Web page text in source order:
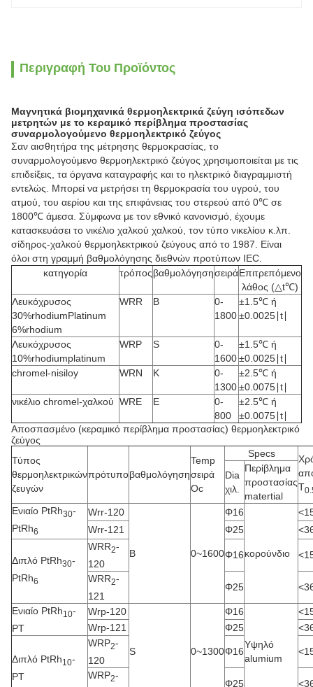
Περιγραφή Του Προϊόντος
Μαγνητικά βιομηχανικά θερμοηλεκτρικά ζεύγη ισόπεδων
μετρητών με το κεραμικό περίβλημα προστασίας
συναρμολογούμενο θερμοηλεκτρικό ζεύγος
Σαν αισθητήρα της μέτρησης θερμοκρασίας, το
συναρμολογούμενο θερμοηλεκτρικό ζεύγος χρησιμοποιείται με τις
επιδείξεις, τα όργανα καταγραφής και το ηλεκτρικό διαγραμμιστή
εντελώς. Μπορεί να μετρήσει τη θερμοκρασία του υγρού, του
ατμού, του αερίου και της επιφάνειας του στερεού από 0℃ σε
1800℃ άμεσα. Σύμφωνα με τον εθνικό κανονισμό, έχουμε
κατασκευάσει το νικέλιο χαλκού χαλκού, τον τύπο νικελίου κ.λπ.
σίδηρος-χαλκού θερμοηλεκτρικού ζεύγους από το 1987. Είναι
όλοι στη γραμμή βαθμολόγησης διεθνών προτύπων IEC.
κατηγορία
τρόποςβαθμολόγησησειράΕπιτρεπόμενο
λάθος (△t℃)
Λευκόχρυσος
30%rhodiumPlatinum
6%rhodium
WRR Β
0-
1800
±1.5℃ ή
±0.0025∣t∣
Λευκόχρυσος
10%rhodiumplatinum
WRP S
0-
1600
±1.5℃ ή
±0.0025∣t∣
chromel-nisiloy
WRN Κ
0-
1300
±2.5℃ ή
±0.0075∣t∣
νικέλιο chromel-χαλκού WRE Ε
0-
800
±2.5℃ ή
±0.0075∣t∣
Αποσπασμένο (κεραμικό περίβλημα προστασίας) θερμοηλεκτρικό
ζεύγος
Τύπος
θερμοηλεκτρικών
ζευγών
πρότυποβαθμολόγηση
Temp
σειρά
Oc
Specs
Τ
Dia
χιλ.
Περίβλημα
προστασίας
matertial
Ενιαίο PtRh30-
PtRh6
Wrr-120
Β 0~1600
Φ16
κορούνδιο
Wrr-121
Φ25
Διπλό PtRh30-
PtRh6
WRR2-
120
Φ16
WRR2-
121
Φ25
Ενιαίο PtRh10-
PT
Wrp-120
S 0~1300
Φ16
Υψηλό
alumium
Wrp-121
Φ25
Διπλό PtRh10-
PT
WRP2-
120
Φ16
WRP2-
Φ25